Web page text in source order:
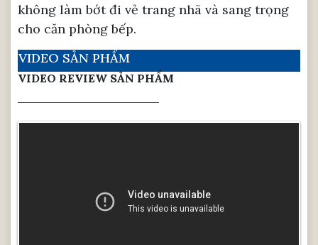
không làm bớt đi vẻ trang nhã và sang trọng
cho căn phòng bếp.
VIDEO SẢN PHẨM
VIDEO REVIEW SẢN PHẨM